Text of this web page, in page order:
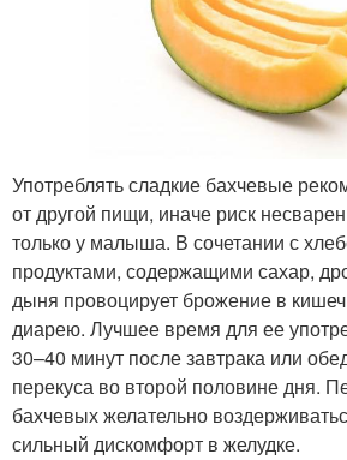
Употреблять сладкие бахчевые
от другой пищи, иначе риск
только у малыша. В сочетании с
продуктами, содержащими сахар,
дыня провоцирует брожение в
диарею. Лучшее время для ее
30–40 минут после завтрака или
перекуса во второй половине дня.
бахчевых желательно
сильный дискомфорт в желудке.